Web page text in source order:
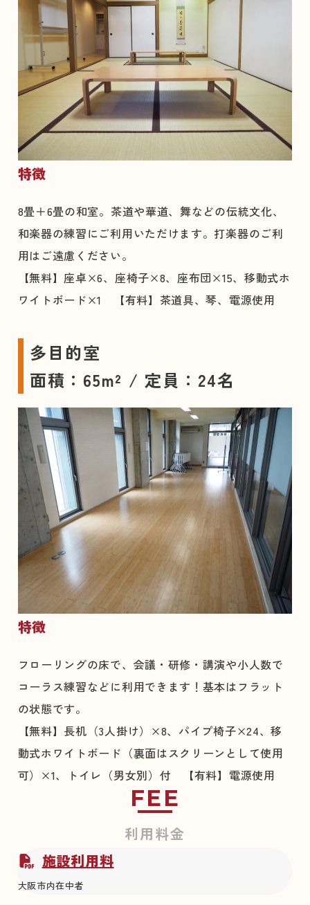
特徴
8畳＋6畳の和室。茶道や華道、舞などの伝統文化、
和楽器の練習にご利用いただけます。打楽器のご利
用はご遠慮ください。
【無料】座卓×6、座椅子×8、座布団×15、移動式ホ
ワイトボード×1 【有料】茶道具、琴、電源使用
多目的室
面積：65m² / 定員：24名
特徴
フローリングの床で、会議・研修・講演や小人数で
コーラス練習などに利用できます！基本はフラット
の状態です。
【無料】長机（3人掛け）×8、パイプ椅子×24、移
動式ホワイトボード（裏面はスクリーンとして使用
可）×1、トイレ（男女別）付 【有料】電源使用
FEE
利用料金
施設利用料
大阪市内在中者